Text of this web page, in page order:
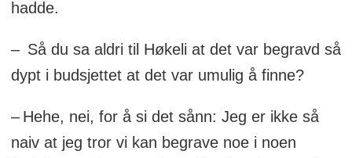
hadde.
– Så du sa aldri til Høkeli at det var begravd så
dypt i budsjettet at det var umulig å finne?
– Hehe, nei, for å si det sånn: Jeg er ikke så
naiv at jeg tror vi kan begrave noe i noen